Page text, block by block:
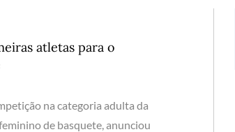
atletas para o
na categoria adulta da
de basquete, anunciou